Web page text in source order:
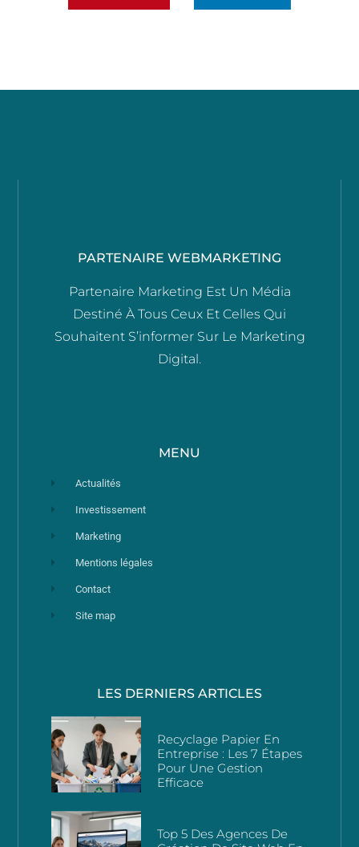
PARTENAIRE WEBMARKETING
Partenaire Marketing Est Un Média
Destiné À Tous Ceux Et Celles Qui
Souhaitent S’informer Sur Le Marketing
Digital.
MENU
Actualités
Investissement
Marketing
Mentions légales
Contact
Site map
LES DERNIERS ARTICLES
Recyclage Papier En
Entreprise : Les 7 Étapes
Pour Une Gestion
Efficace
Top 5 Des Agences De